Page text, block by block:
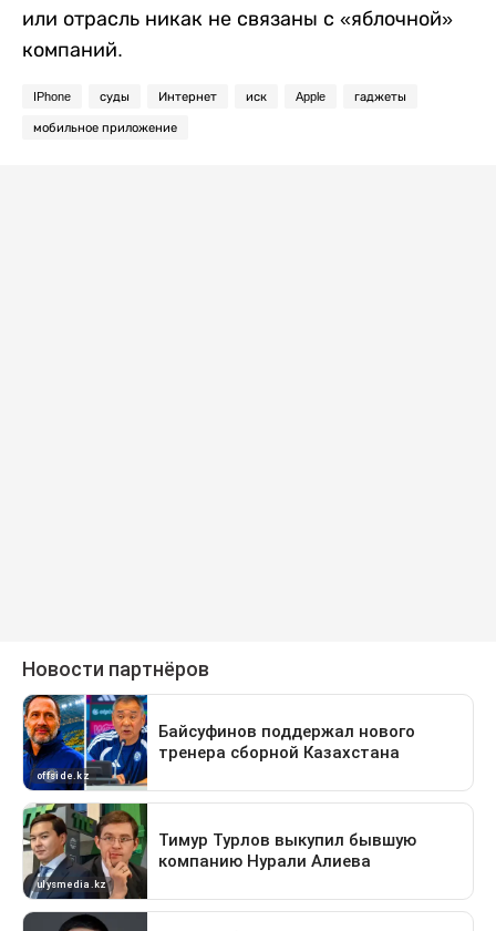
или отрасль никак не связаны с «яблочной»
компаний.
IPhone суды Интернет иск Apple гаджеты
мобильное приложение